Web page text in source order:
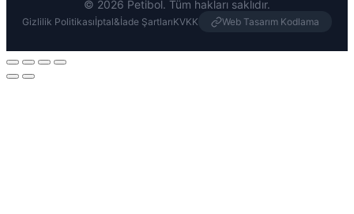
© 2026 Petibol. Tüm hakları saklıdır.
Gizlilik Politikasıİptal&İade ŞartlarıKVKK Web Tasarım Kodlama